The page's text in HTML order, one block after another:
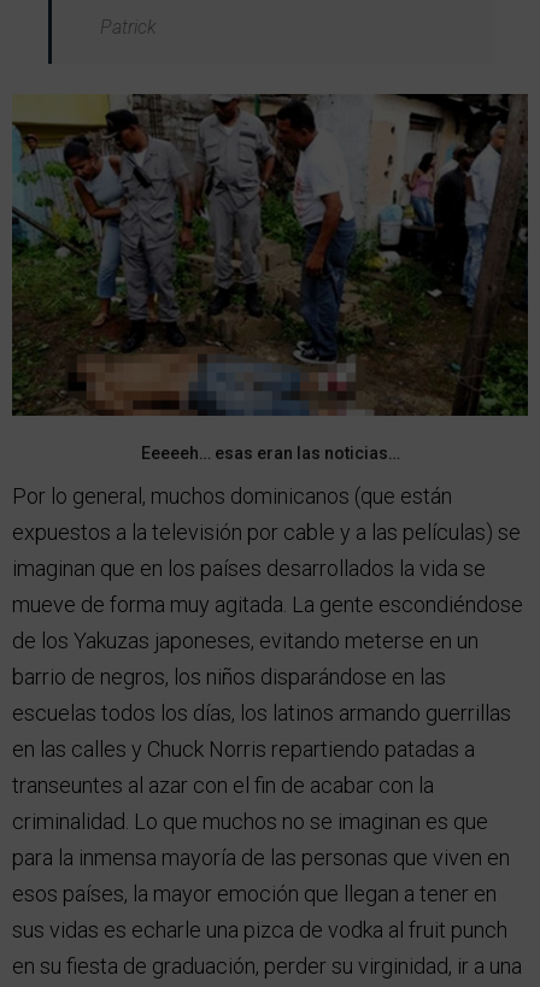
Patrick
Eeeeeh… esas eran las noticias…
Por lo general, muchos dominicanos (que están
expuestos a la televisión por cable y a las películas) se
imaginan que en los países desarrollados la vida se
mueve de forma muy agitada. La gente escondiéndose
de los Yakuzas japoneses, evitando meterse en un
barrio de negros, los niños disparándose en las
escuelas todos los días, los latinos armando guerrillas
en las calles y Chuck Norris repartiendo patadas a
transeuntes al azar con el fin de acabar con la
criminalidad. Lo que muchos no se imaginan es que
para la inmensa mayoría de las personas que viven en
esos países, la mayor emoción que llegan a tener en
sus vidas es echarle una pizca de vodka al fruit punch
en su fiesta de graduación, perder su virginidad, ir a una